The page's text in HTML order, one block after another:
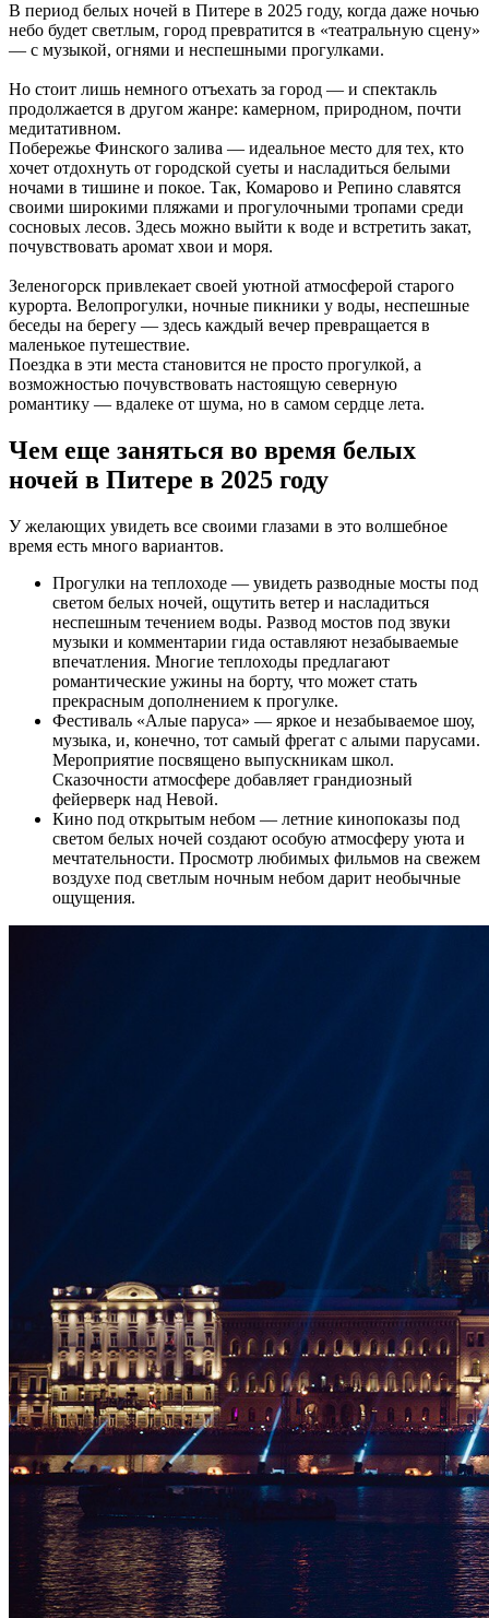
В период белых ночей в Питере в 2025 году, когда даже ночью
небо будет светлым, город превратится в «театральную сцену»
— с музыкой, огнями и неспешными прогулками.
Но стоит лишь немного отъехать за город — и спектакль
продолжается в другом жанре: камерном, природном, почти
медитативном.
Побережье Финского залива — идеальное место для тех, кто
хочет отдохнуть от городской суеты и насладиться белыми
ночами в тишине и покое. Так, Комарово и Репино славятся
своими широкими пляжами и прогулочными тропами среди
сосновых лесов. Здесь можно выйти к воде и встретить закат,
почувствовать аромат хвои и моря.
Зеленогорск привлекает своей уютной атмосферой старого
курорта. Велопрогулки, ночные пикники у воды, неспешные
беседы на берегу — здесь каждый вечер превращается в
маленькое путешествие.
Поездка в эти места становится не просто прогулкой, а
возможностью почувствовать настоящую северную
романтику — вдалеке от шума, но в самом сердце лета.
Чем еще заняться во время белых
ночей в Питере в 2025 году
У желающих увидеть все своими глазами в это волшебное
время есть много вариантов.
Прогулки на теплоходе — увидеть разводные мосты под
светом белых ночей, ощутить ветер и насладиться
неспешным течением воды. Развод мостов под звуки
музыки и комментарии гида оставляют незабываемые
впечатления. Многие теплоходы предлагают
романтические ужины на борту, что может стать
прекрасным дополнением к прогулке.
Фестиваль «Алые паруса» — яркое и незабываемое шоу,
музыка, и, конечно, тот самый фрегат с алыми парусами.
Мероприятие посвящено выпускникам школ.
Сказочности атмосфере добавляет грандиозный
фейерверк над Невой.
Кино под открытым небом — летние кинопоказы под
светом белых ночей создают особую атмосферу уюта и
мечтательности. Просмотр любимых фильмов на свежем
воздухе под светлым ночным небом дарит необычные
ощущения.